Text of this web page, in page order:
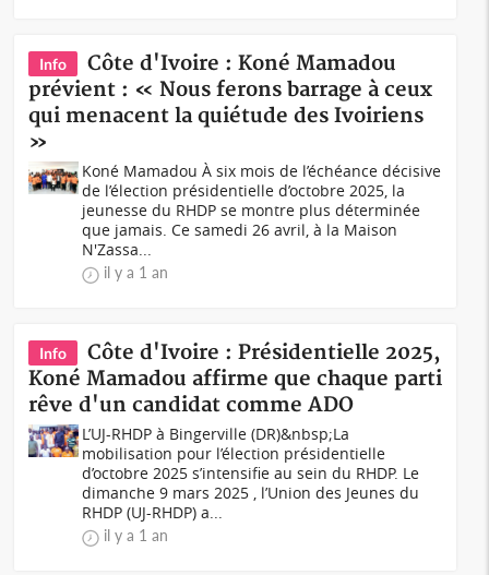
Info
Côte d'Ivoire : Koné Mamadou
prévient : « Nous ferons barrage à ceux
qui menacent la quiétude des Ivoiriens
»
Koné Mamadou À six mois de l’échéance décisive
de l’élection présidentielle d’octobre 2025, la
jeunesse du RHDP se montre plus déterminée
que jamais. Ce samedi 26 avril, à la Maison
N'Zassa...
il y a 1 an
Info
Côte d'Ivoire : Présidentielle 2025,
Koné Mamadou affirme que chaque parti
rêve d'un candidat comme ADO
L’UJ-RHDP à Bingerville (DR)&nbsp;La
mobilisation pour l’élection présidentielle
d’octobre 2025 s’intensifie au sein du RHDP. Le
dimanche 9 mars 2025 , l’Union des Jeunes du
RHDP (UJ-RHDP) a...
il y a 1 an